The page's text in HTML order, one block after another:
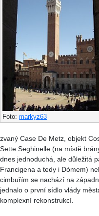
Foto:markyz63
zvaný Case De Metz, objekt
Sette Seghinelle (na místě
dnes jednoduchá, ale důležitá
Francigena a tedy i Dómem)
cimbuřím se nachází na
jednalo o první sídlo vlády
komplexní rekonstrukcí.